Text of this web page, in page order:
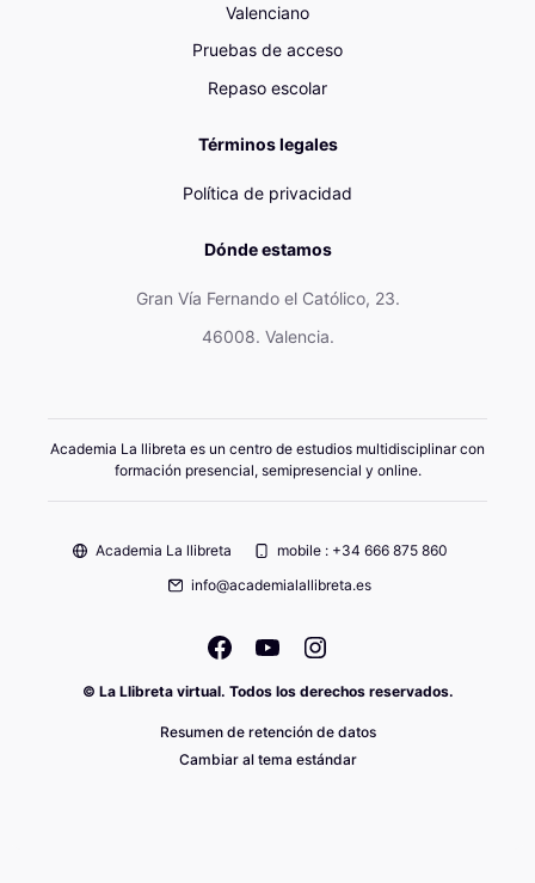
Valenciano
Pruebas de acceso
Repaso escolar
Términos legales
Política de privacidad
Dónde estamos
Gran Vía Fernando el Católico, 23.
46008. Valencia.
Academia La llibreta es un centro de estudios multidisciplinar con
formación presencial, semipresencial y online.
Academia La llibreta
mobile : +34 666 875 860
info@academialallibreta.es
© La Llibreta virtual. Todos los derechos reservados.
Resumen de retención de datos
Cambiar al tema estándar